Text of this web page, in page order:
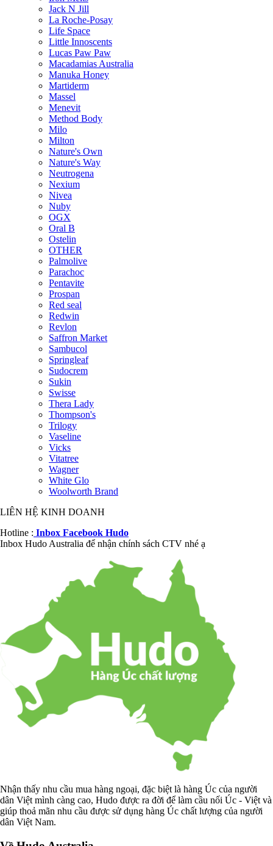
Jack N Jill
La Roche-Posay
Life Space
Little Innoscents
Lucas Paw Paw
Macadamias Australia
Manuka Honey
Martiderm
Massel
Menevit
Method Body
Milo
Milton
Nature's Own
Nature's Way
Neutrogena
Nexium
Nivea
Nuby
OGX
Oral B
Ostelin
OTHER
Palmolive
Parachoc
Pentavite
Prospan
Red seal
Redwin
Revlon
Saffron Market
Sambucol
Springleaf
Sudocrem
Sukin
Swisse
Thera Lady
Thompson's
Trilogy
Vaseline
Vicks
Vitatree
Wagner
White Glo
Woolworth Brand
LIÊN HỆ KINH DOANH
Hotline : Inbox Facebook Hudo
Inbox Hudo Australia để nhận chính sách CTV nhé ạ
Nhận thấy nhu cầu mua hàng ngoại, đặc biệt là hàng Úc của người
dân Việt mình càng cao, Hudo được ra đời để làm cầu nối Úc - Việt và
giúp thoả mãn nhu cầu được sử dụng hàng Úc chất lượng của người
dân Việt Nam.